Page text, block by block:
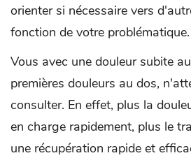
orienter si nécessaire vers
fonction de votre problématique.
Vous avec une douleur subite
premières douleurs au dos,
consulter. En effet, plus la
en charge rapidement, plus le
une récupération rapide et